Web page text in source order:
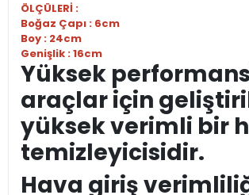
ÖLÇÜLERİ :
Boğaz Çapı : 6cm
Boy : 24cm
Genişlik : 16cm
Yüksek
araçlar için
yüksek verimli bir
temizleyicisidir.
Hava giriş